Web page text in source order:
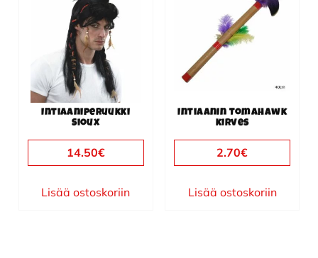
Intiaaniperuukki
Sioux
14.50€
Lisää ostoskoriin
Intiaanin Tomahawk
kirves
2.70€
Lisää ostoskoriin